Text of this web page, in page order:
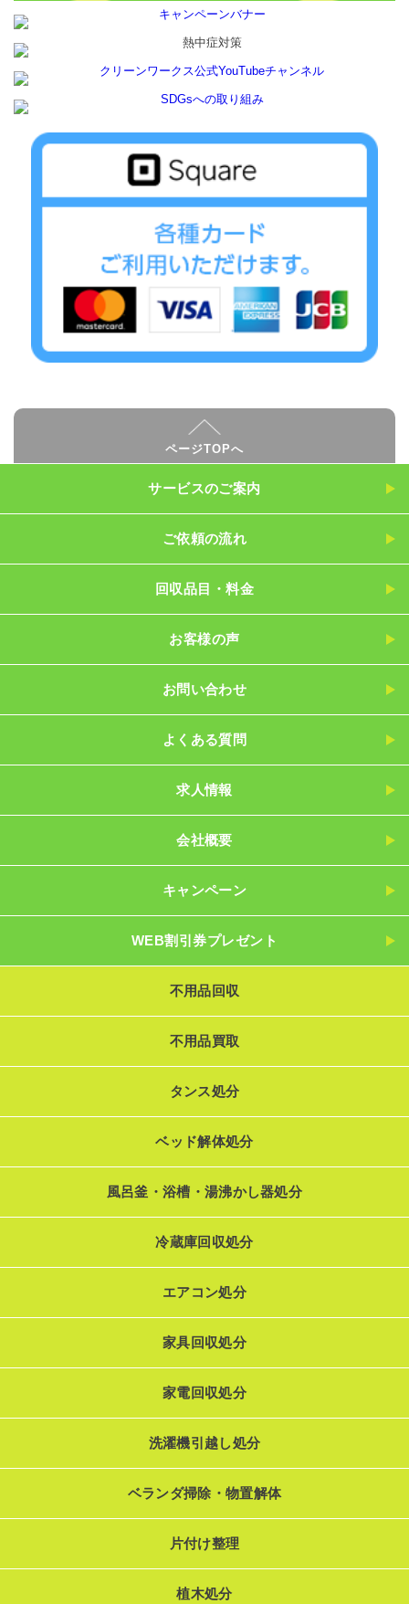
ページTOPへ
サービスのご案内
ご依頼の流れ
回収品目・料金
お客様の声
お問い合わせ
よくある質問
求人情報
会社概要
キャンペーン
WEB割引券プレゼント
不用品回収
不用品買取
タンス処分
ベッド解体処分
風呂釜・浴槽・湯沸かし器処分
冷蔵庫回収処分
エアコン処分
家具回収処分
家電回収処分
洗濯機引越し処分
ベランダ掃除・物置解体
片付け整理
植木処分